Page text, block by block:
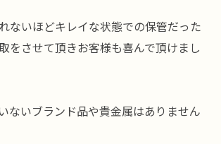
ないほどキレイな状態での保管だった
をさせて頂きお客様も喜んで頂けまし
ないブランド品や貴金属はありません